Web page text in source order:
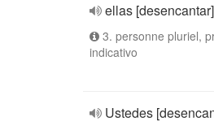
ellas [desencantar]
3. personne pluriel,
indicativo
Ustedes